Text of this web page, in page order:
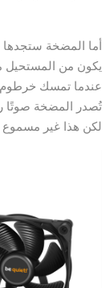
أما المضخة ستجدها
يكون من المستحيل
عندما تمسك خرطوم
تُصدر المضخة صوتًا
لكن هذا غير